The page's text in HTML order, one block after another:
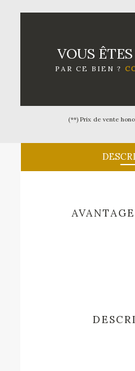
VOUS
PAR CE BIEN ?
(**) Prix de vente